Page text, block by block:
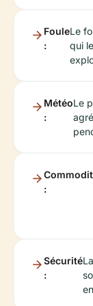
Foule
:
Le
qui
Météo
:
Le
:
Sécurité
: